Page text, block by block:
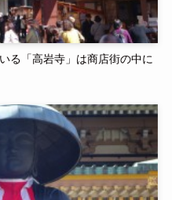
る「高岩寺」は商店街の中に